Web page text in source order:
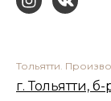
г. Тольятти,
Тольятти.